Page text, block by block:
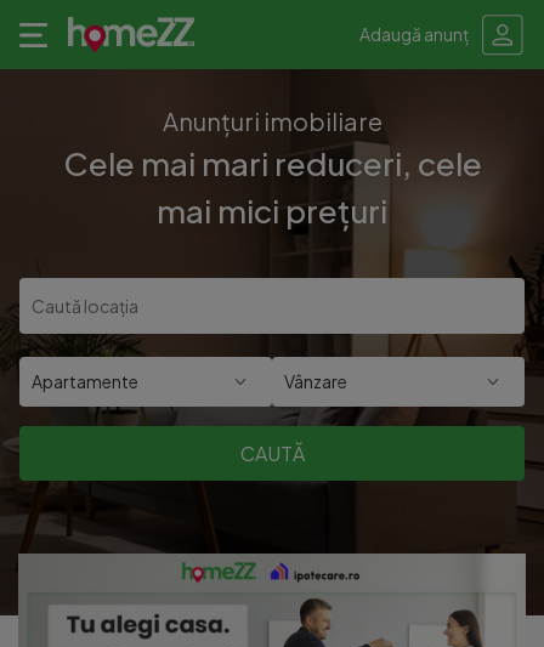
Adaugă anunț
Anunțuri imobiliare
Cele mai mari reduceri, cele
mai mici prețuri
Apartamente Vânzare
CAUTĂ